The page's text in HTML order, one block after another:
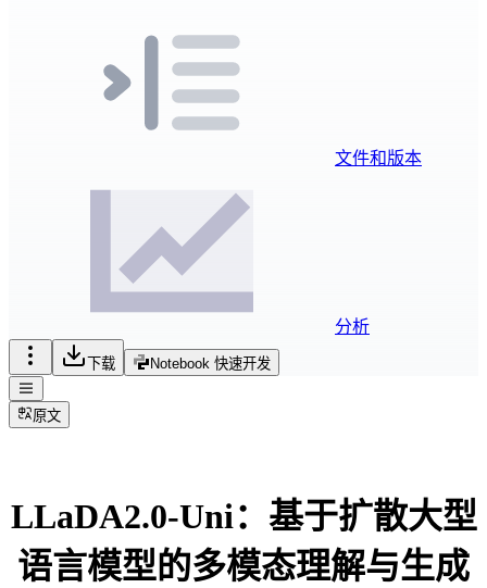
文件和版本
分析
下载 Notebook 快速开发
原文
LLaDA2.0-Uni：基于扩散大型
语言模型的多模态理解与生成